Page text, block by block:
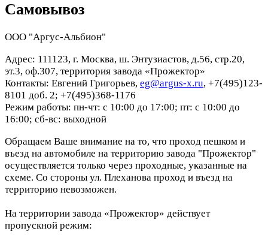
Самовывоз
ООО "Аргус-Альбион"
Адрес: 111123, г. Москва, ш. Энтузиастов, д.56, стр.20,
эт.3, оф.307, территория завода «Прожектор»
Контакты: Евгений Григорьев, eg@argus-x.ru, +7(495)123-
8101 доб. 2; +7(495)368-1176
Режим работы: пн-чт: с 10:00 до 17:00; пт: с 10:00 до
16:00; сб-вс: выходной
Обращаем Ваше внимание на то, что проход пешком и
въезд на автомобиле на территорию завода "Прожектор"
осуществляется только через проходные, указанные на
схеме. Со стороны ул. Плеханова проход и въезд на
территорию невозможен.
На территории завода «Прожектор» действует
пропускной режим: